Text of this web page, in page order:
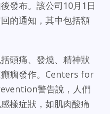
發布。該公司10月1日
的通知，其中包括額
頭痛、發燒、精神狀
癇發作。Centers for
警告說，人們
樣症狀，如肌肉酸痛